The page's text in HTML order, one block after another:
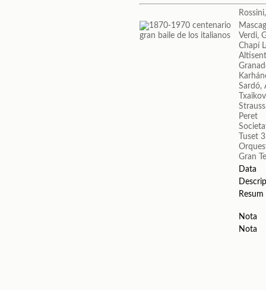
Verdi,
Chapí
Sardó,
Peret
Tuset
Gran
Data
Resum
Nota
Nota